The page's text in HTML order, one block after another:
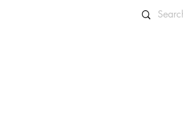
INFO E CONTATTI